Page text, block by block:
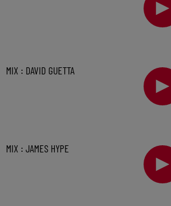
MIX : DAVID GUETTA
MIX : JAMES HYPE